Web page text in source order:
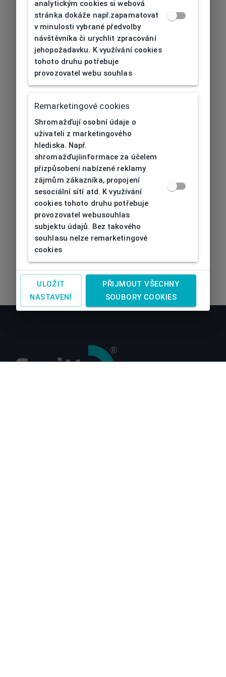
analytickým cookies si webová
stránka dokáže např.zapamatovat
v minulosti vybrané předvolby
návštěvníka či urychlit zpracování
jehopožadavku. K využívání cookies
tohoto druhu potřebuje
provozovatel webu souhlas
Remarketingové cookies
Shromažďují osobní údaje o
uživateli z marketingového
hlediska. Např.
shromažďujíinformace za účelem
přizpůsobení nabízené reklamy
zájmům zákazníka, propojení
sesociální sítí atd. K využívání
cookies tohoto druhu potřebuje
provozovatel webusouhlas
subjektu údajů. Bez takového
souhlasu nelze remarketingové
cookies
ULOŽIT
NASTAVENÍ
PŘIJMOUT VŠECHNY
SOUBORY COOKIES